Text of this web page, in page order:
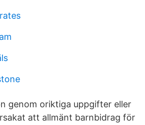
genom oriktiga uppgifter eller
att allmänt barnbidrag för